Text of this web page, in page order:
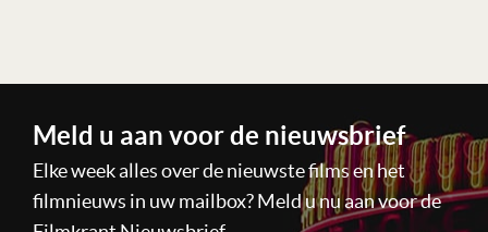
Meld u aan voor de nieuwsbrief
Elke week alles over de nieuwste films en het
filmnieuws in uw mailbox? Meld u nu aan voor de